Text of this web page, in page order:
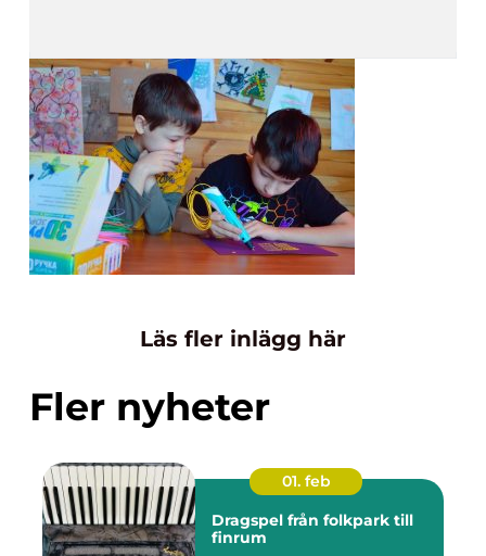
Läs fler inlägg här
Fler nyheter
01. feb
Dragspel från folkpark till
finrum